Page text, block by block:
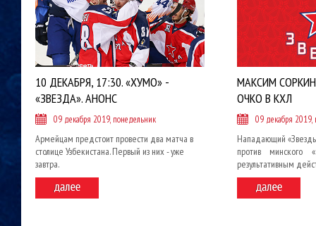
10 ДЕКАБРЯ, 17:30. «ХУМО» -
«ЗВЕЗДА». АНОНС
09 декабря 2019, понедельник
Армейцам предстоит провести два матча в
столице Узбекистана. Первый из них - уже
завтра.
МАКСИМ
ОЧКО В КХЛ
09 декабря 2019,
Нападающий
против минского
результативным